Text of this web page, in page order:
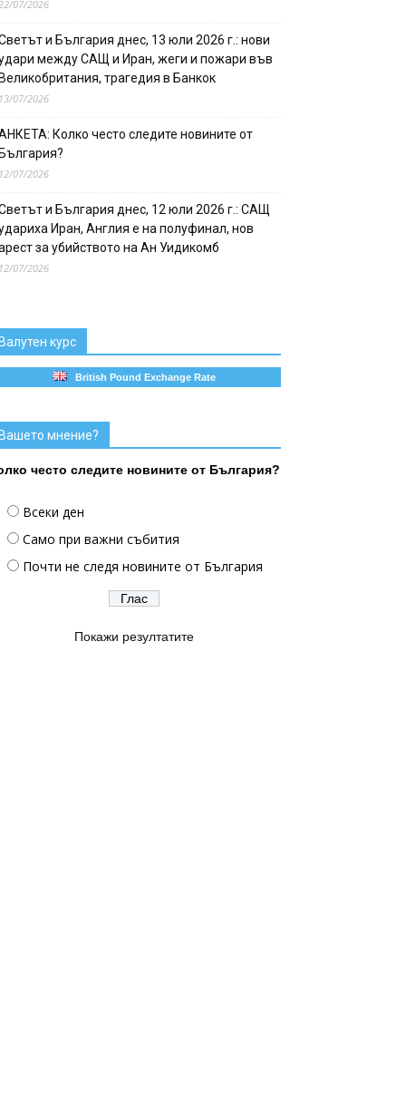
07/2026
и България днес, 13 юли 2026 г.: нови
между САЩ и Иран, жеги и пожари във
трагедия в Банкок
07/2026
Колко често следите новините от
07/2026
и България днес, 12 юли 2026 г.: САЩ
Иран, Англия е на полуфинал, нов
за убийството на Ан Уидикомб
07/2026
курс
British Pound Exchange Rate
мнение?
често следите новините от България?
Всеки ден
Само при важни събития
Почти не следя новините от България
Покажи резултатите